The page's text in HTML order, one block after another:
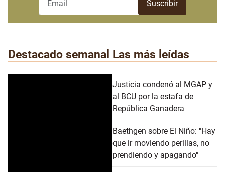
Destacado semanal Las más leídas
Justicia condenó al MGAP y
al BCU por la estafa de
República Ganadera
Baethgen sobre El Niño: "Hay
que ir moviendo perillas, no
prendiendo y apagando"